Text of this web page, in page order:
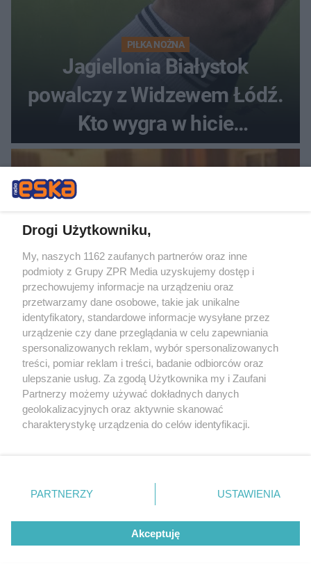
PIŁKA NOŻNA
Jagiellonia Białystok
powalczy z Widzewem Łódź.
Kto wygra w hicie
Ekstraklasy?
POLSKI SIATKARZ
Jakub Kochanowski ujawnia z kim
spotyka się Tomasz Fornal. Te słowa
to absolutny hit
Przyszłość Lionela Messiego w
kadrze. Kiedy gwiazdor zakończy
Drogi Użytkowniku,
My, naszych 1162 zaufanych partnerów oraz inne
podmioty z Grupy ZPR Media uzyskujemy dostęp i
przechowujemy informacje na urządzeniu oraz
przetwarzamy dane osobowe, takie jak unikalne
identyfikatory, standardowe informacje wysyłane przez
urządzenie czy dane przeglądania w celu zapewniania
spersonalizowanych reklam, wybór spersonalizowanych
treści, pomiar reklam i treści, badanie odbiorców oraz
ulepszanie usług. Za zgodą Użytkownika my i Zaufani
Partnerzy możemy używać dokładnych danych
geolokalizacyjnych oraz aktywnie skanować
charakterystykę urządzenia do celów identyfikacji.
zmienić/wycofać klikając przycisk ustawień prywatności
znajdujący się w lewym dolnym rogu strony
rodzaje przetwarzania danych nie wymagają zgody
użytkownika, ale masz prawo sprzeciwić się takiemu
przetwarzaniu. Preferencje będą miały zastosowanie tylko
PARTNERZY USTAWIENIA
Akceptuję